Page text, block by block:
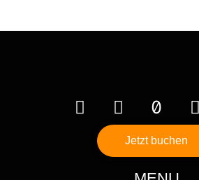
Jetzt buchen